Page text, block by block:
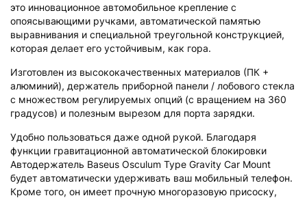
это инновационное автомобильное крепление с
опоясывающими ручками, автоматической памятью
выравнивания и специальной треугольной конструкцией,
которая делает его устойчивым, как гора.
Изготовлен из высококачественных материалов (ПК +
алюминий), держатель приборной панели / лобового стекла
с множеством регулируемых опций (с вращением на 360
градусов) и полезным вырезом для порта зарядки.
Удобно пользоваться даже одной рукой. Благодаря
функции гравитационной автоматической блокировки
Автодержатель Baseus Osculum Type Gravity Car Mount
будет автоматически удерживать ваш мобильный телефон.
Кроме того, он имеет прочную многоразовую присоску,